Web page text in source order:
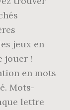
jeux en
jouer !
en mots
Mots-
lettre